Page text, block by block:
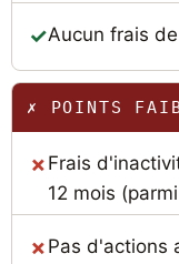
Aucun frais
✗ POINTS
Frais
12 mois
Pas d'actions